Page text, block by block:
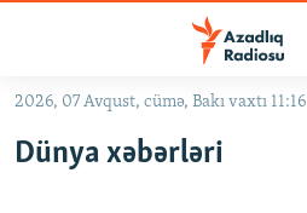
Əsas
qayıt
#İZAHLA
2026, 07 Avqust, cümə, Bakı vaxtı 11:16
Dünya xəbərləri